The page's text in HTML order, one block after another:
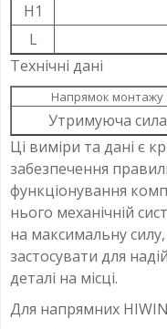
H1
L
Технічні дані
Напрямок монтажу
Утримуюча сила
Ці виміри та дані є
забезпечення
функціонування
нього механічній
на максимальну
застосувати для
деталі на місці.
Для напрямних HIWIN